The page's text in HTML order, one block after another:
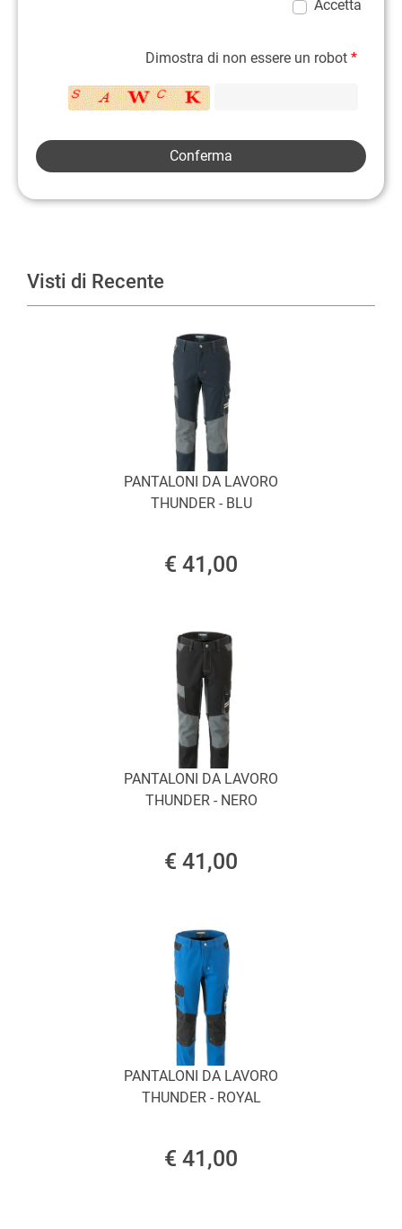
Accetta
Dimostra di non essere un robot *
Visti di Recente
PANTALONI DA LAVORO
THUNDER - BLU
€ 41,00
PANTALONI DA LAVORO
THUNDER - NERO
€ 41,00
PANTALONI DA LAVORO
THUNDER - ROYAL
€ 41,00